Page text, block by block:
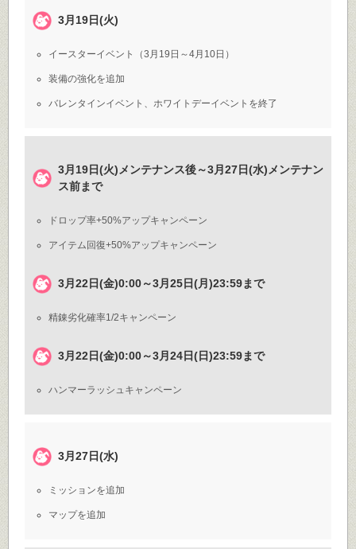
3月19日(火)
イースターイベント（3月19日～4月10日）
装備の強化を追加
バレンタインイベント、ホワイトデーイベントを終了
3月19日(火)メンテナンス後～3月27日(水)メンテナン
ス前まで
ドロップ率+50%アップキャンペーン
アイテム回復+50%アップキャンペーン
3月22日(金)0:00～3月25日(月)23:59まで
精錬劣化確率1/2キャンペーン
3月22日(金)0:00～3月24日(日)23:59まで
ハンマーラッシュキャンペーン
3月27日(水)
ミッションを追加
マップを追加